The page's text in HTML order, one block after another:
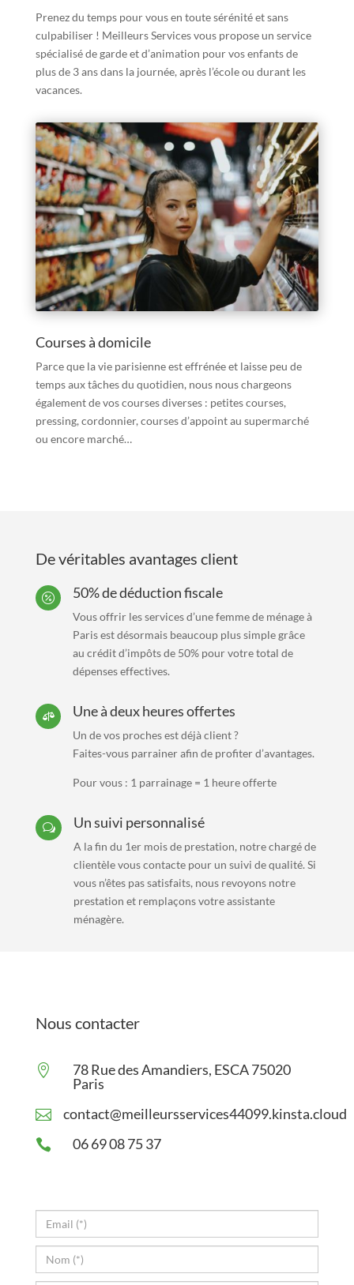
Prenez du temps pour vous en toute sérénité et sans
culpabiliser ! Meilleurs Services vous propose un service
spécialisé de garde et d’animation pour vos enfants de
plus de 3 ans dans la journée, après l’école ou durant les
vacances.
Courses à domicile
Parce que la vie parisienne est effrénée et laisse peu de
temps aux tâches du quotidien, nous nous chargeons
également de vos courses diverses : petites courses,
pressing, cordonnier, courses d’appoint au supermarché
ou encore marché…
De véritables avantages client
 50% de déduction fiscale
Vous offrir les services d’une femme de ménage à
Paris est désormais beaucoup plus simple grâce
au crédit d’impôts de 50% pour votre total de
dépenses effectives.
 Une à deux heures offertes
Un de vos proches est déjà client ?
Faites-vous parrainer afin de profiter d’avantages.
Pour vous : 1 parrainage = 1 heure offerte
w Un suivi personnalisé
A la fin du 1er mois de prestation, notre chargé de
clientèle vous contacte pour un suivi de qualité. Si
vous n’êtes pas satisfaits, nous revoyons notre
prestation et remplaçons votre assistante
ménagère.
Nous contacter

78 Rue des Amandiers, ESCA 75020
Paris
 contact@meilleursservices44099.kinsta.cloud
 06 69 08 75 37